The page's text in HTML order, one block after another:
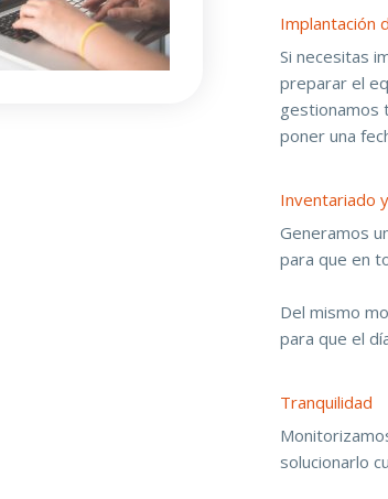
Implantación
Si necesitas
preparar el
gestionamos
poner una
Inventariado
Generamos
para que en
Del mismo
para que el
Tranquilidad
solucionarlo